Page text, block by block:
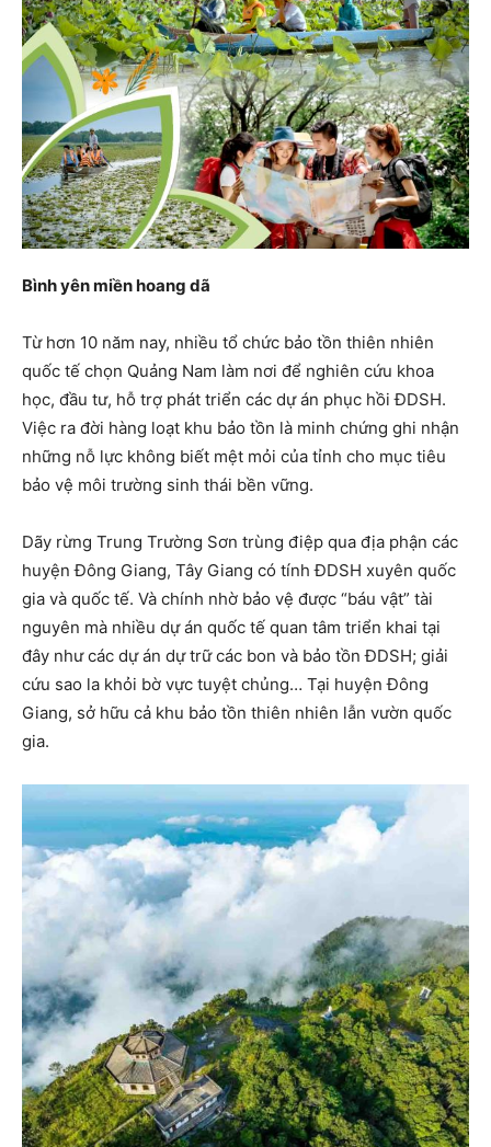
Bình yên miền hoang dã
Từ hơn 10 năm nay, nhiều tổ chức bảo tồn thiên nhiên
quốc tế chọn Quảng Nam làm nơi để nghiên cứu khoa
học, đầu tư, hỗ trợ phát triển các dự án phục hồi ĐDSH.
Việc ra đời hàng loạt khu bảo tồn là minh chứng ghi nhận
những nỗ lực không biết mệt mỏi của tỉnh cho mục tiêu
bảo vệ môi trường sinh thái bền vững.
Dãy rừng Trung Trường Sơn trùng điệp qua địa phận các
huyện Đông Giang, Tây Giang có tính ĐDSH xuyên quốc
gia và quốc tế. Và chính nhờ bảo vệ được “báu vật” tài
nguyên mà nhiều dự án quốc tế quan tâm triển khai tại
đây như các dự án dự trữ các bon và bảo tồn ĐDSH; giải
cứu sao la khỏi bờ vực tuyệt chủng… Tại huyện Đông
Giang, sở hữu cả khu bảo tồn thiên nhiên lẫn vườn quốc
gia.